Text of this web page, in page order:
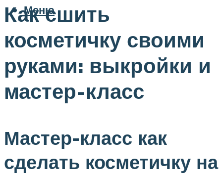
Меню
Как сшить
косметичку своими
руками: выкройки и
мастер-класс
Мастер-класс как
сделать косметичку на